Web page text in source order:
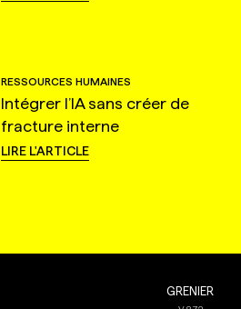
RESSOURCES HUMAINES
Intégrer l’IA sans créer de
fracture interne
LIRE L'ARTICLE
GRENIER